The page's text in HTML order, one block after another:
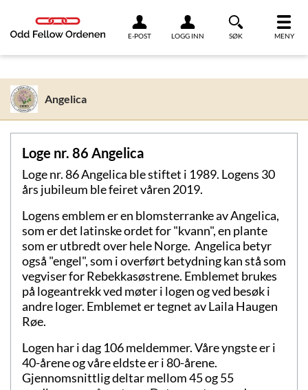
E-POST LOGG INN SØK MENY
Angelica
Loge nr. 86 Angelica
Loge nr. 86 Angelica ble stiftet i 1989. Logens 30
års jubileum ble feiret våren 2019.
Logens emblem er en blomsterranke av Angelica,
som er det latinske ordet for "kvann", en plante
som er utbredt over hele Norge. Angelica betyr
også "engel", som i overført betydning kan stå som
vegviser for Rebekkasøstrene. Emblemet brukes
på logeantrekk ved møter i logen og ved besøk i
andre loger. Emblemet er tegnet av Laila Haugen
Røe.
Logen har i dag 106 meldemmer. Våre yngste er i
40-årene og våre eldste er i 80-årene.
Gjennomsnittlig deltar mellom 45 og 55